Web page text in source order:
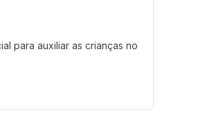
para auxiliar as crianças no